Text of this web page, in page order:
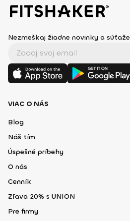
Nezmeškaj žiadne novinky a súťaže
VIAC O NÁS
Blog
Náš tím
Úspešné príbehy
O nás
Cenník
Zľava 20% s UNION
Pre firmy